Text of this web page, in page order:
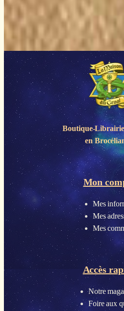
Boutique-
en
Mon
Mes
Mes
Mes
Accès
Notre
Foire aux